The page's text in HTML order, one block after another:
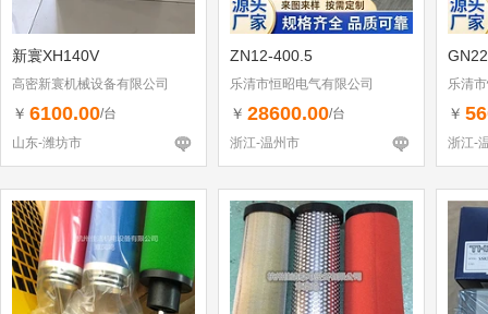
新寰XH140V
高密新寰机械设备有限公司
￥ 6100.00/台
山东-潍坊市
ZN12-400.5
乐清市恒昭电气有限公司
￥ 28600.00/台
浙江-温州市
乐清
￥
浙江-